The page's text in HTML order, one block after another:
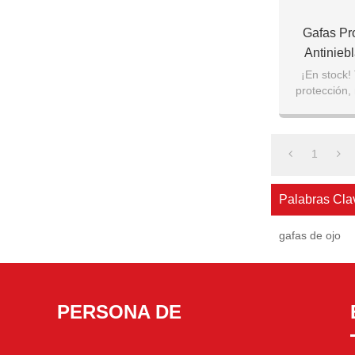
Gafas
Contra
Gafas
¡En
protección,
1
Palabras
gafas de ojo
PERSONA DE